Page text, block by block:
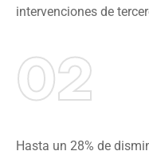
intervenciones de
02
Hasta un 28% de